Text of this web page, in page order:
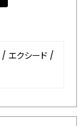
/ エクシード /